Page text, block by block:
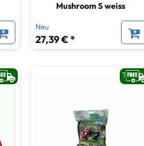
Mushroom S weiss
Neu
27,39 € *